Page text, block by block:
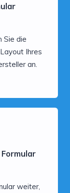
Sie die
Ihres
an.
weiter,